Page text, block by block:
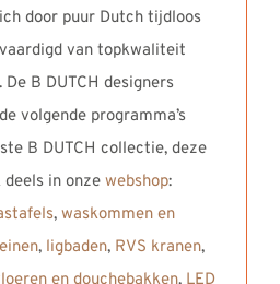
door puur Dutch tijdloos
van topkwaliteit
B DUTCH designers
volgende programma’s
B DUTCH collectie, deze
in onze webshop:
, waskommen en
, ligbaden, RVS kranen,
en douchebakken, LED